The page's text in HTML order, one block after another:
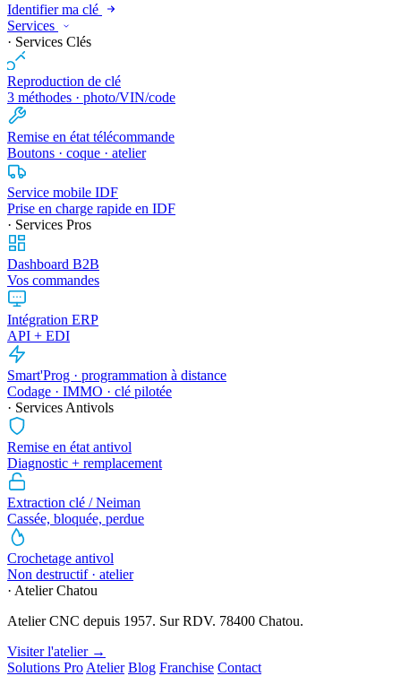
Identifier ma clé
Services
· Services Clés
Reproduction de clé
3 méthodes · photo/VIN/code
Remise en état télécommande
Boutons · coque · atelier
Service mobile IDF
Prise en charge rapide en IDF
· Services Pros
Dashboard B2B
Vos commandes
Intégration ERP
API + EDI
Smart'Prog · programmation à distance
Codage · IMMO · clé pilotée
· Services Antivols
Remise en état antivol
Diagnostic + remplacement
Extraction clé / Neiman
Cassée, bloquée, perdue
Crochetage antivol
Non destructif · atelier
· Atelier Chatou
Atelier CNC depuis 1957. Sur RDV. 78400 Chatou.
Visiter l'atelier →
Solutions Pro Atelier Blog Franchise Contact